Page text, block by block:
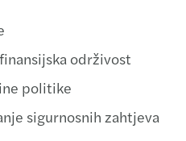
održivost
politike
sigurnosnih zahtjeva